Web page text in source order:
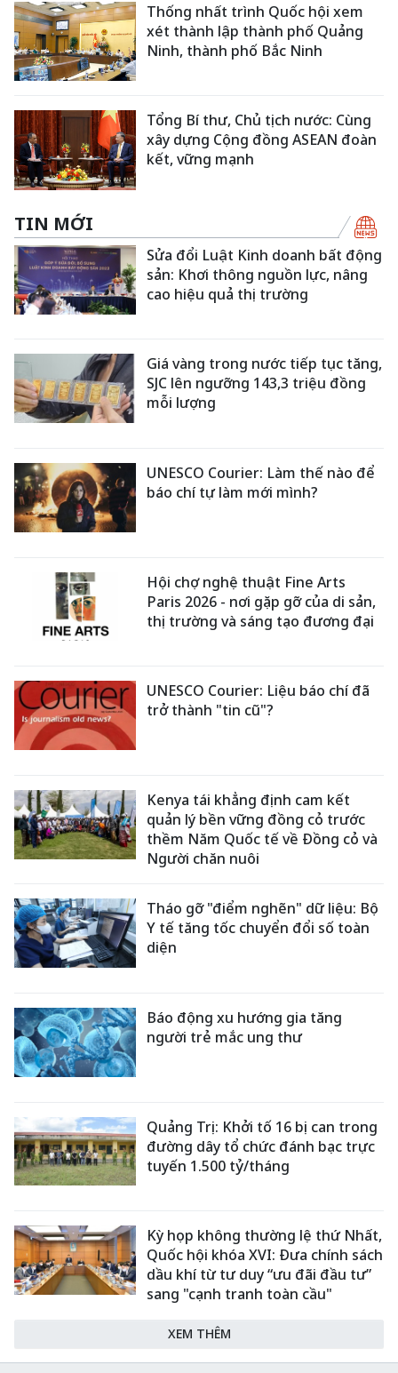
Thống nhất trình Quốc hội xem
xét thành lập thành phố Quảng
Ninh, thành phố Bắc Ninh
Tổng Bí thư, Chủ tịch nước: Cùng
xây dựng Cộng đồng ASEAN đoàn
kết, vững mạnh
TIN MỚI
Sửa đổi Luật Kinh doanh bất động
sản: Khơi thông nguồn lực, nâng
cao hiệu quả thị trường
Giá vàng trong nước tiếp tục tăng,
SJC lên ngưỡng 143,3 triệu đồng
mỗi lượng
UNESCO Courier: Làm thế nào để
báo chí tự làm mới mình?
Hội chợ nghệ thuật Fine Arts
Paris 2026 - nơi gặp gỡ của di sản,
thị trường và sáng tạo đương đại
UNESCO Courier: Liệu báo chí đã
trở thành "tin cũ"?
Kenya tái khẳng định cam kết
quản lý bền vững đồng cỏ trước
thềm Năm Quốc tế về Đồng cỏ và
Người chăn nuôi
Tháo gỡ "điểm nghẽn" dữ liệu: Bộ
Y tế tăng tốc chuyển đổi số toàn
diện
Báo động xu hướng gia tăng
người trẻ mắc ung thư
Quảng Trị: Khởi tố 16 bị can trong
đường dây tổ chức đánh bạc trực
tuyến 1.500 tỷ/tháng
Kỳ họp không thường lệ thứ Nhất,
Quốc hội khóa XVI: Đưa chính sách
dầu khí từ tư duy “ưu đãi đầu tư”
sang "cạnh tranh toàn cầu"
XEM THÊM